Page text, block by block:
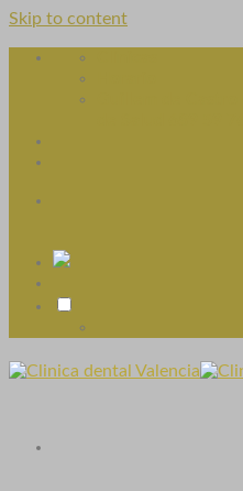
Skip to content